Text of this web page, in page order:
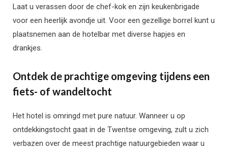
Laat u verassen door de chef-kok en zijn keukenbrigade
voor een heerlijk avondje uit. Voor een gezellige borrel kunt u
plaatsnemen aan de hotelbar met diverse hapjes en
drankjes.
Ontdek de prachtige omgeving tijdens een
fiets- of wandeltocht
Het hotel is omringd met pure natuur. Wanneer u op
ontdekkingstocht gaat in de Twentse omgeving, zult u zich
verbazen over de meest prachtige natuurgebieden waar u